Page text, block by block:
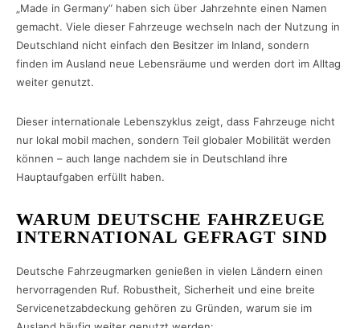
„Made in Germany“ haben sich über Jahrzehnte einen Namen
gemacht. Viele dieser Fahrzeuge wechseln nach der Nutzung in
Deutschland nicht einfach den Besitzer im Inland, sondern
finden im Ausland neue Lebensräume und werden dort im Alltag
weiter genutzt.
Dieser internationale Lebenszyklus zeigt, dass Fahrzeuge nicht
nur lokal mobil machen, sondern Teil globaler Mobilität werden
können – auch lange nachdem sie in Deutschland ihre
Hauptaufgaben erfüllt haben.
WARUM DEUTSCHE FAHRZEUGE
INTERNATIONAL GEFRAGT SIND
Deutsche Fahrzeugmarken genießen in vielen Ländern einen
hervorragenden Ruf. Robustheit, Sicherheit und eine breite
Servicenetzabdeckung gehören zu Gründen, warum sie im